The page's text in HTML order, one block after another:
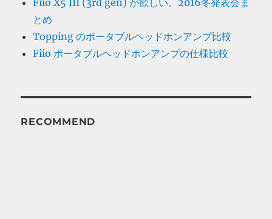
とめ
Topping のポータブルヘッドホンアンプ比較
Fiio ポータブルヘッドホンアンプの仕様比較
RECOMMEND